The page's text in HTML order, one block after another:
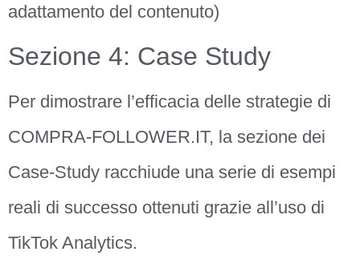
adattamento del contenuto)
Sezione 4: Case Study
Per dimostrare l’efficacia delle strategie di
COMPRA-FOLLOWER.IT, la sezione dei
Case-Study racchiude una serie di esempi
reali di successo ottenuti grazie all’uso di
TikTok Analytics.